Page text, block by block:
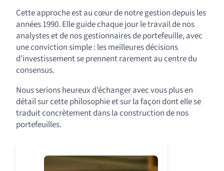
Cette approche est au cœur de notre gestion depuis les
années 1990. Elle guide chaque jour le travail de nos
analystes et de nos gestionnaires de portefeuille, avec
une conviction simple : les meilleures décisions
d’investissement se prennent rarement au centre du
consensus.
Nous serions heureux d’échanger avec vous plus en
détail sur cette philosophie et sur la façon dont elle se
traduit concrètement dans la construction de nos
portefeuilles.